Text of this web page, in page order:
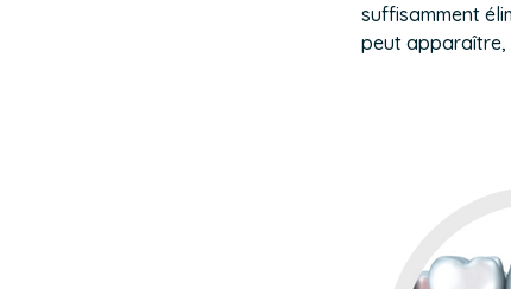
suffisamment
peut apparaître,